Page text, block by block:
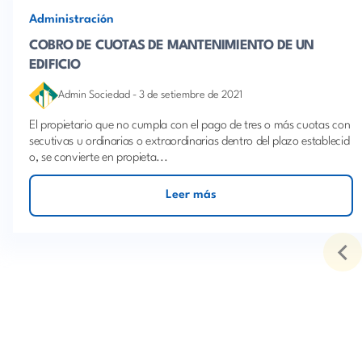
Administración
COBRO DE CUOTAS DE MANTENIMIENTO DE UN
EDIFICIO
Admin Sociedad - 3 de setiembre de 2021
El propietario que no cumpla con el pago de tres o más cuotas con
secutivas u ordinarias o extraordinarias dentro del plazo establecid
o, se convierte en propieta...
Leer más